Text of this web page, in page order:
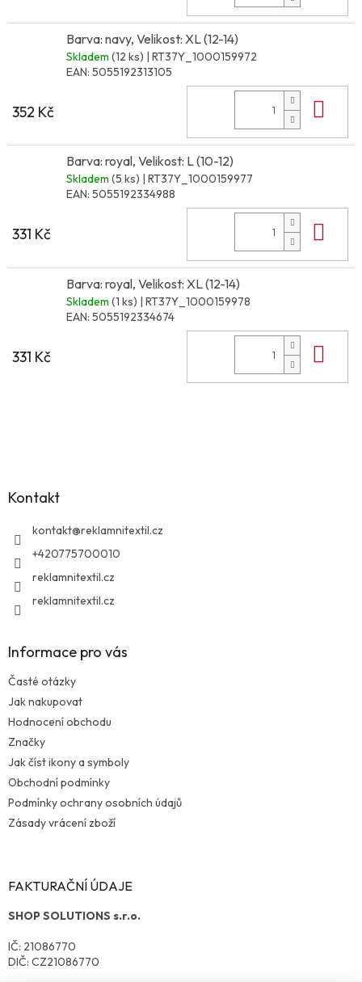
Barva: navy, Velikost: XL (12-14)
Skladem (12 ks) | RT37Y_1000159972
EAN: 5055192313105
352 Kč
Barva: royal, Velikost: L (10-12)
Skladem (5 ks) | RT37Y_1000159977
EAN: 5055192334988
331 Kč
Barva: royal, Velikost: XL (12-14)
Skladem (1 ks) | RT37Y_1000159978
EAN: 5055192334674
331 Kč
Kontakt
kontakt@reklamnitextil.cz
+420775700010
reklamnitextil.cz
reklamnitextil.cz
Informace pro vás
Časté otázky
Jak nakupovat
Hodnocení obchodu
Značky
Jak číst ikony a symboly
Obchodní podmínky
Podmínky ochrany osobních údajů
Zásady vrácení zboží
FAKTURAČNÍ ÚDAJE
SHOP SOLUTIONS s.r.o.
IČ: 21086770
DIČ: CZ21086770